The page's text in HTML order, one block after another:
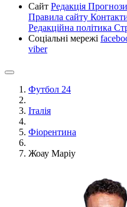
Сайт Редакція Прогнози
Правила сайту
Редакційна політика
Соціальні мережі
viber
Футбол 24
Італія
Фіорентина
Жоау Маріу